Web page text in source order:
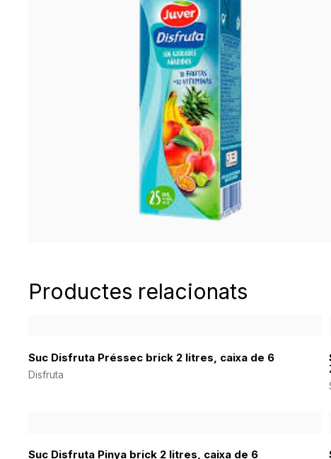
Productes relacionats
Suc Disfruta Préssec brick 2 litres, caixa de 6
Disfruta
Suc Disfruta Pinya brick 2 litres, caixa de 6